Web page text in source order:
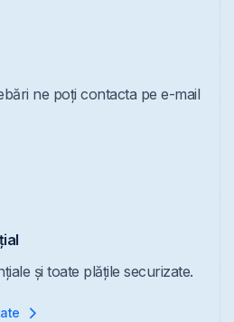
ne poți contacta pe e-mail
și toate plățile securizate.